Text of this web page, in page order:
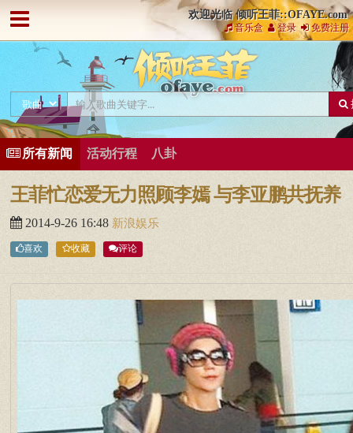
欢迎光临 倾听王菲::OFAYE.com
音乐盒 登录 免费注册
所有新闻 活动行程 八卦
王菲忙恋爱无力照顾李嫣 与李亚鹏共抚养
2014-9-26 16:48 新浪娱乐
喜欢 收藏 评论